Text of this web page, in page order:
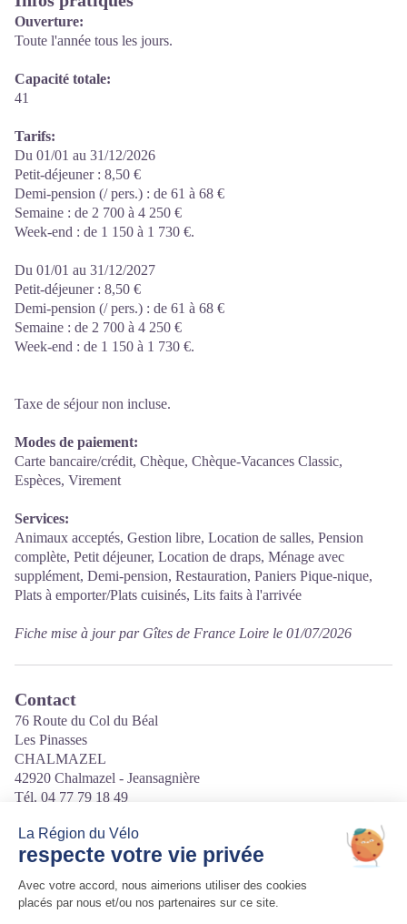
Ouverture:
Toute l'année tous les jours.
Capacité totale:
41
Tarifs:
Du 01/01 au 31/12/2026
Petit-déjeuner : 8,50 €
Demi-pension (/ pers.) : de 61 à 68 €
Semaine : de 2 700 à 4 250 €
Week-end : de 1 150 à 1 730 €.
Du 01/01 au 31/12/2027
Petit-déjeuner : 8,50 €
Demi-pension (/ pers.) : de 61 à 68 €
Semaine : de 2 700 à 4 250 €
Week-end : de 1 150 à 1 730 €.
Taxe de séjour non incluse.
Modes de paiement:
Carte bancaire/crédit, Chèque, Chèque-Vacances Classic,
Espèces, Virement
Services:
Animaux acceptés, Gestion libre, Location de salles, Pension
complète, Petit déjeuner, Location de draps, Ménage avec
supplément, Demi-pension, Restauration, Paniers Pique-nique,
Plats à emporter/Plats cuisinés, Lits faits à l'arrivée
Fiche mise à jour par Gîtes de France Loire le 01/07/2026
Contact
76 Route du Col du Béal
Les Pinasses
CHALMAZEL
42920 Chalmazel - Jeansagnière
Tél. 04 77 79 18 49
Courriel
contact@gites42.com
Site internet
https://www.gites-de-france-loire.com/fiche-hebergement-
21021.html